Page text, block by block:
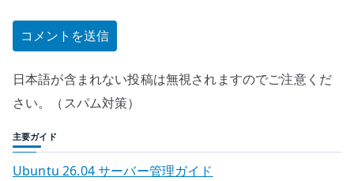
日本語が含まれない投稿は無視されますのでご注意くだ
さい。（スパム対策）
主要ガイド
Ubuntu 26.04 サーバー管理ガイド